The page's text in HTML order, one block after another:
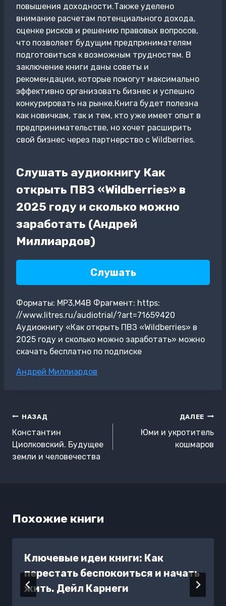
повышения доходности.Также уделено
внимание расчетам потенциального дохода,
оценке рисков и решению правовых вопросов,
что позволяет будущим предпринимателям
подготовиться к возможным трудностям. В
заключение книги даны советы и
рекомендации, которые помогут максимально
эффективно организовать бизнес и успешно
конкурировать на рынке.Книга будет полезна
как новичкам, так и тем, кто уже имеет опыт в
предпринимательстве, но хочет расширить
свой бизнес через партнерство с Wildberries.
Слушать аудиокнигу Как
открыть ПВЗ «Wildberries» в
2025 году и сколько можно
заработать (Андрей
Миллиардов)
Слушать
Форматы: MP3,M4B Фрагмент: https:
//www.litres.ru/audiotrial/?art=71659420
Аудиокнигу «Как открыть ПВЗ «Wildberries» в
2025 году и сколько можно заработать» можно
скачать бесплатно по подписке
Метки
Андрей Миллиардов
Навигация
по
записям
НАЗАД
Константин
Циолковский. Будущее
земли и человечества
ДАЛЕЕ
Юми и укротитель
кошмаров
Похожие книги
Ключевые идеи книги: Как
перестать беспокоиться и начать
жить. Дейл Карнеги